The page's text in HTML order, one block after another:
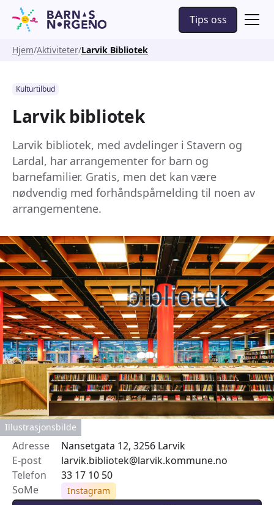
Tips oss
Hjem Aktiviteter Larvik Bibliotek
Kulturtilbud
Larvik bibliotek
Larvik bibliotek, med avdelinger i Stavern og
Lardal, har arrangementer for barn og
barnefamilier. Gratis, men det kan være
nødvendig med forhåndspåmelding til noen av
arrangementene.
Illustrasjonsbilde
Adresse
Nansetgata 12, 3256 Larvik
E-post
larvik.bibliotek@larvik.kommune.no
Telefon
33 17 10 50
SoMe
Instagram